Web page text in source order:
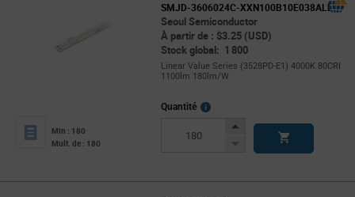
SMJD-3606024C-XXN100B10E038ALL
Seoul Semiconductor
À partir de : $3.25 (USD)
Stock global: 1 800
Linear Value Series (3528PD-E1) 4000K 80CRI
1100lm 180lm/W
Min : 180
Mult. de : 180
Quantité
More
Increase
Decrease